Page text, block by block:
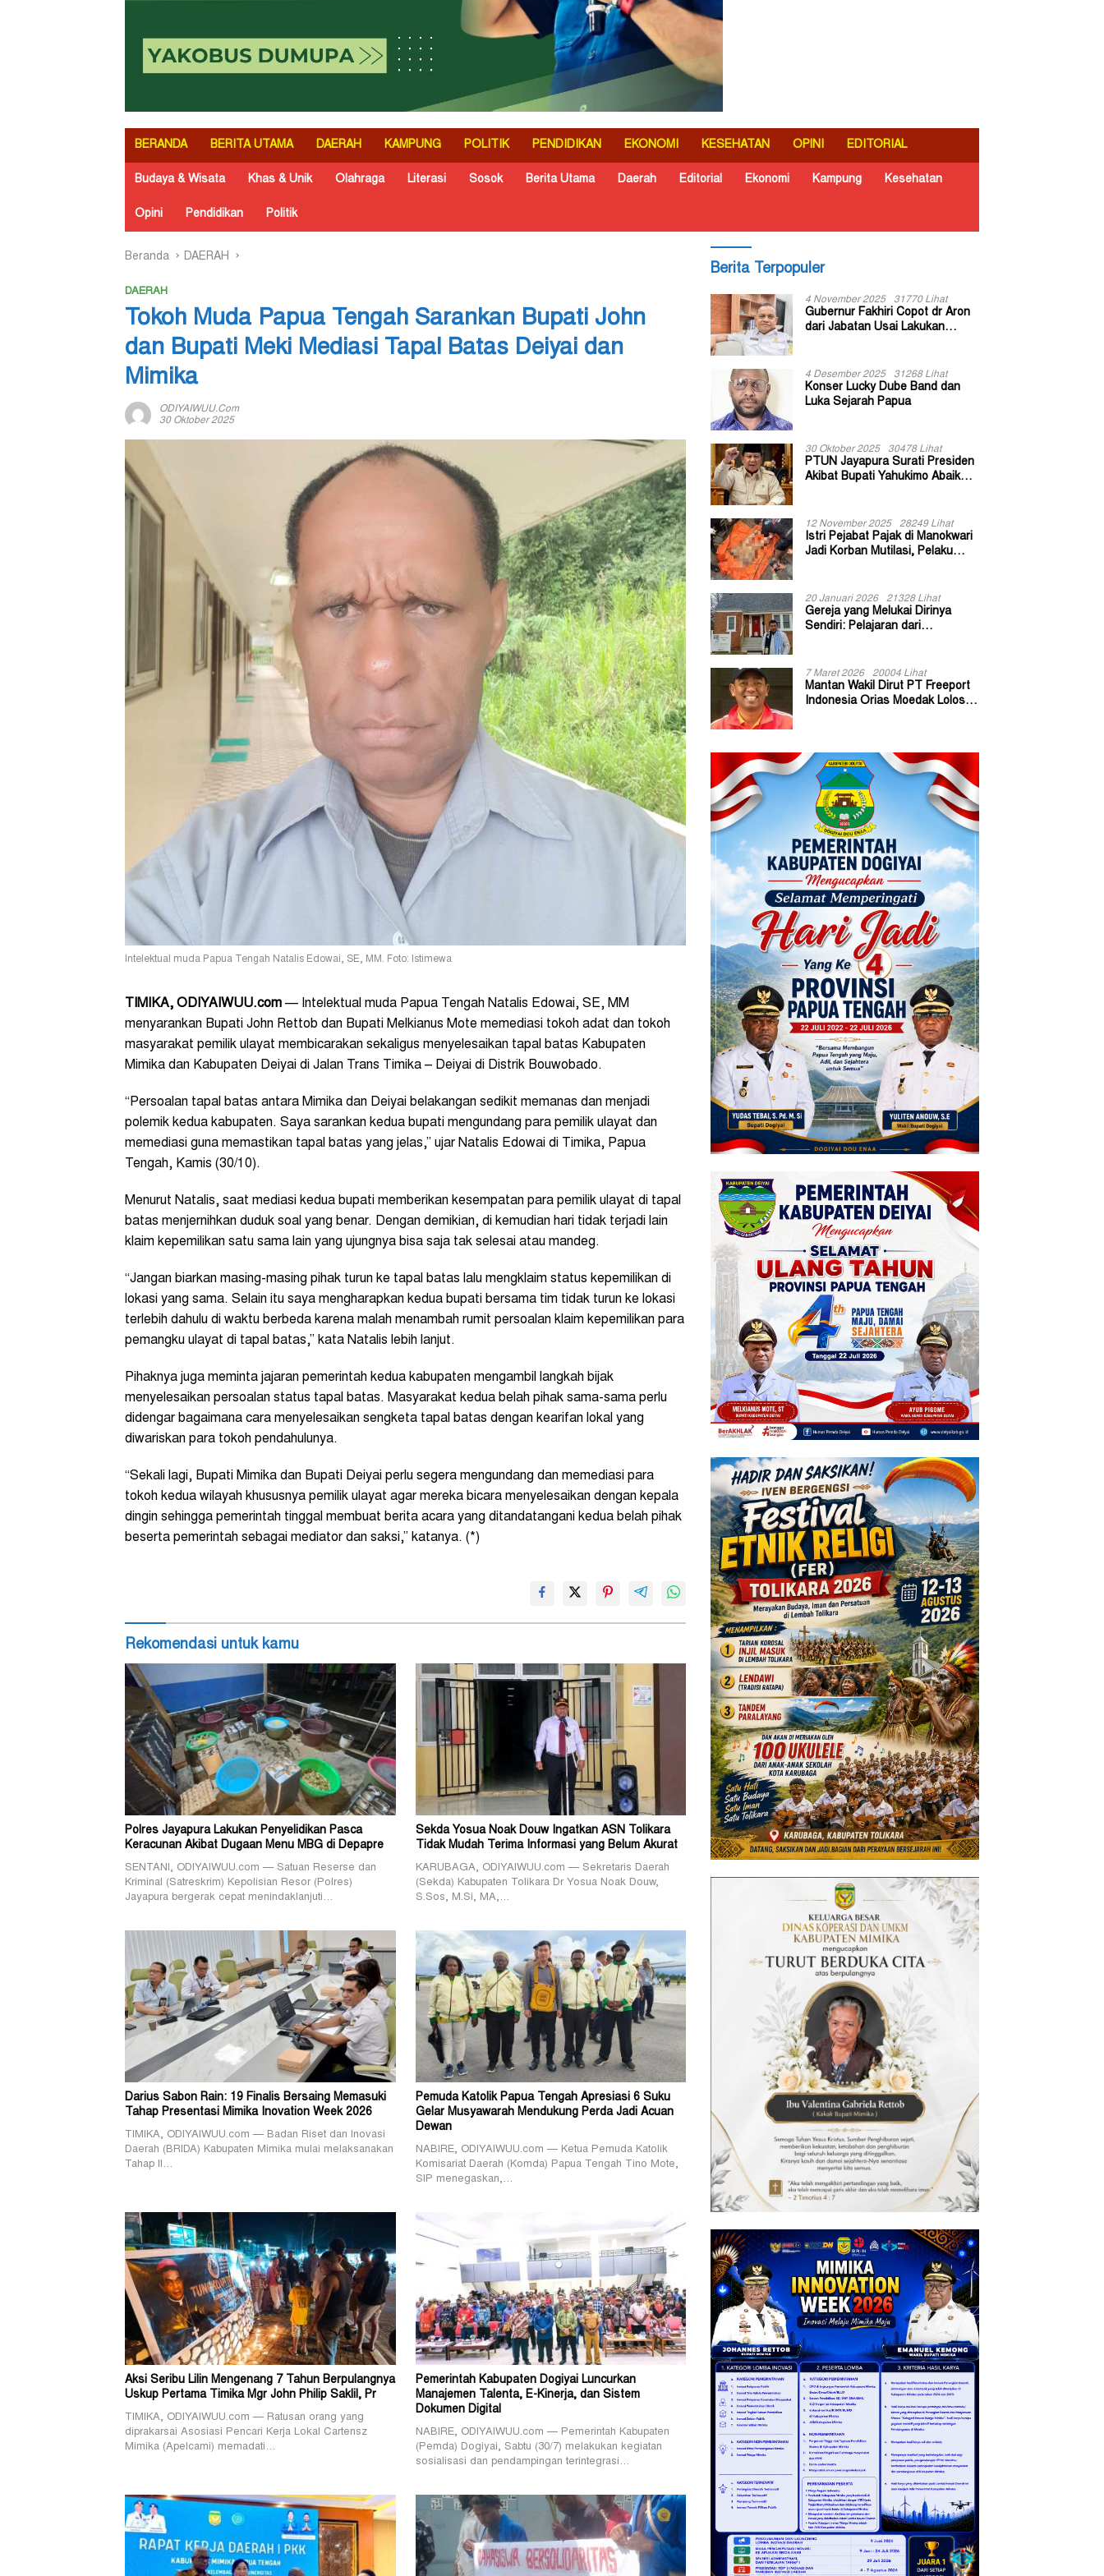
BERANDA BERITA UTAMA DAERAH KAMPUNG POLITIK PENDIDIKAN EKONOMI KESEHATAN OPINI EDITORIAL
Budaya & Wisata Khas & Unik Olahraga Literasi Sosok Berita Utama Daerah Editorial Ekonomi Kampung Kesehatan
Opini Pendidikan Politik
Beranda DAERAH
DAERAH
Tokoh Muda Papua Tengah Sarankan Bupati John
dan Bupati Meki Mediasi Tapal Batas Deiyai dan
Mimika
ODIYAIWUU.com
30 Oktober 2025
Intelektual muda Papua Tengah Natalis Edowai, SE, MM. Foto: Istimewa
TIMIKA, ODIYAIWUU.com — Intelektual muda Papua Tengah Natalis Edowai, SE, MM
menyarankan Bupati John Rettob dan Bupati Melkianus Mote memediasi tokoh adat dan tokoh
masyarakat pemilik ulayat membicarakan sekaligus menyelesaikan tapal batas Kabupaten
Mimika dan Kabupaten Deiyai di Jalan Trans Timika – Deiyai di Distrik Bouwobado.
“Persoalan tapal batas antara Mimika dan Deiyai belakangan sedikit memanas dan menjadi
polemik kedua kabupaten. Saya sarankan kedua bupati mengundang para pemilik ulayat dan
memediasi guna memastikan tapal batas yang jelas,” ujar Natalis Edowai di Timika, Papua
Tengah, Kamis (30/10).
Menurut Natalis, saat mediasi kedua bupati memberikan kesempatan para pemilik ulayat di tapal
batas menjernihkan duduk soal yang benar. Dengan demikian, di kemudian hari tidak terjadi lain
klaim kepemilikan satu sama lain yang ujungnya bisa saja tak selesai atau mandeg.
“Jangan biarkan masing-masing pihak turun ke tapal batas lalu mengklaim status kepemilikan di
lokasi yang sama. Selain itu saya mengharapkan kedua bupati bersama tim tidak turun ke lokasi
terlebih dahulu di waktu berbeda karena malah menambah rumit persoalan klaim kepemilikan para
pemangku ulayat di tapal batas,” kata Natalis lebih lanjut.
Pihaknya juga meminta jajaran pemerintah kedua kabupaten mengambil langkah bijak
menyelesaikan persoalan status tapal batas. Masyarakat kedua belah pihak sama-sama perlu
didengar bagaimana cara menyelesaikan sengketa tapal batas dengan kearifan lokal yang
diwariskan para tokoh pendahulunya.
“Sekali lagi, Bupati Mimika dan Bupati Deiyai perlu segera mengundang dan memediasi para
tokoh kedua wilayah khususnya pemilik ulayat agar mereka bicara menyelesaikan dengan kepala
dingin sehingga pemerintah tinggal membuat berita acara yang ditandatangani kedua belah pihak
beserta pemerintah sebagai mediator dan saksi,” katanya. (*)
Rekomendasi untuk kamu
Polres Jayapura Lakukan Penyelidikan Pasca
Keracunan Akibat Dugaan Menu MBG di Depapre
SENTANI, ODIYAIWUU.com — Satuan Reserse dan
Kriminal (Satreskrim) Kepolisian Resor (Polres)
Jayapura bergerak cepat menindaklanjuti…
Sekda Yosua Noak Douw Ingatkan ASN Tolikara
Tidak Mudah Terima Informasi yang Belum Akurat
KARUBAGA, ODIYAIWUU.com — Sekretaris Daerah
(Sekda) Kabupaten Tolikara Dr Yosua Noak Douw,
S.Sos, M.Si, MA,…
Darius Sabon Rain: 19 Finalis Bersaing Memasuki
Tahap Presentasi Mimika Inovation Week 2026
TIMIKA, ODIYAIWUU.com — Badan Riset dan Inovasi
Daerah (BRIDA) Kabupaten Mimika mulai melaksanakan
Tahap II…
Pemuda Katolik Papua Tengah Apresiasi 6 Suku
Gelar Musyawarah Mendukung Perda Jadi Acuan
Dewan
NABIRE, ODIYAIWUU.com — Ketua Pemuda Katolik
Komisariat Daerah (Komda) Papua Tengah Tino Mote,
SIP menegaskan,…
Aksi Seribu Lilin Mengenang 7 Tahun Berpulangnya
Uskup Pertama Timika Mgr John Philip Saklil, Pr
TIMIKA, ODIYAIWUU.com — Ratusan orang yang
diprakarsai Asosiasi Pencari Kerja Lokal Cartensz
Mimika (Apelcami) memadati…
Pemerintah Kabupaten Dogiyai Luncurkan
Manajemen Talenta, E-Kinerja, dan Sistem
Dokumen Digital
NABIRE, ODIYAIWUU.com — Pemerintah Kabupaten
(Pemda) Dogiyai, Sabtu (30/7) melakukan kegiatan
sosialisasi dan pendampingan terintegrasi…
Berita Terpopuler
4 November 2025 31770 Lihat
Gubernur Fakhiri Copot dr Aron
dari Jabatan Usai Lakukan
4 Desember 2025 31268 Lihat
Konser Lucky Dube Band dan
Luka Sejarah Papua
30 Oktober 2025 30478 Lihat
PTUN Jayapura Surati Presiden
Akibat Bupati Yahukimo Abaikan
12 November 2025 28249 Lihat
Istri Pejabat Pajak di Manokwari
Jadi Korban Mutilasi, Pelaku
20 Januari 2026 21328 Lihat
Gereja yang Melukai Dirinya
Sendiri: Pelajaran dari
7 Maret 2026 20004 Lihat
Mantan Wakil Dirut PT Freeport
Indonesia Orias Moedak Lolos